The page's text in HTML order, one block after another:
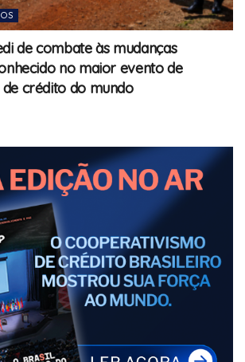
de combate às mudanças
no maior evento de
crédito do mundo